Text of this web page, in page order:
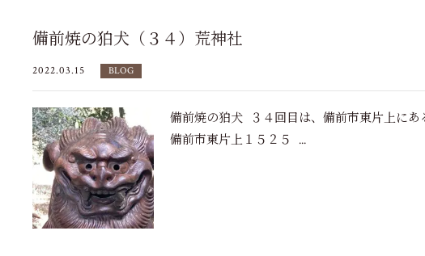
備前焼の狛犬（３４）荒神社
2022.03.15 BLOG
備前焼の狛犬 ３４回目は、備前市東片上に
備前市東片上１５２５ ...